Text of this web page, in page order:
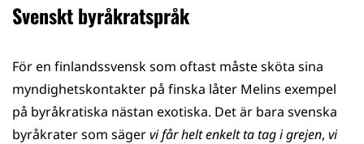
Svenskt byråkratspråk
För en finlandssvensk som oftast måste sköta sina
myndighetskontakter på finska låter Melins exempel
på byråkratiska nästan exotiska. Det är bara svenska
byråkrater som sägervi får helt enkelt ta tag i grejen, vi